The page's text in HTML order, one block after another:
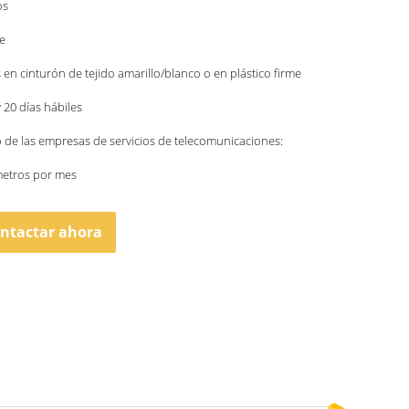
en cinturón de tejido amarillo/blanco o en plástico firme
20 días hábiles
de las empresas de servicios de telecomunicaciones:
por mes
ahora